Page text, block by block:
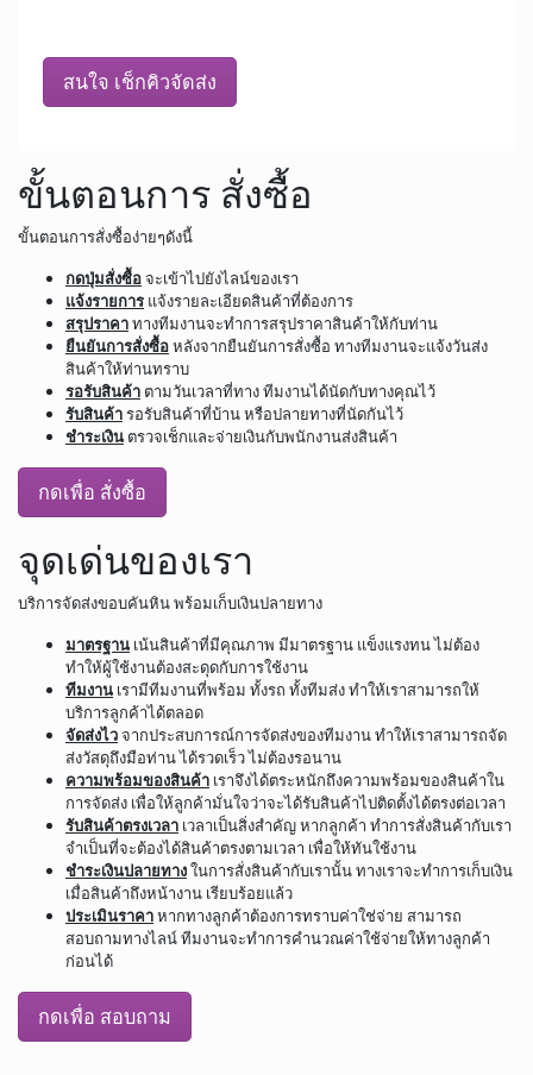
สนใจ เช็กคิวจัดส่ง
ขั้นตอนการ สั่งซื้อ
ขั้นตอนการสั่งซื้อง่ายๆดังนี้
กดปุ่มสั่งซื้อจะเข้าไปยังไลน์ของเรา
แจ้งรายการ แจ้งรายละเอียดสินค้าที่ต้องการ
สรุปราคาทางทีมงานจะทำการสรุปราคาสินค้าให้กับท่าน
ยืนยันการสั่งซื้อหลังจากยืนยันการสั่งซื้อ ทางทีมงานจะแจ้งวันส่ง
สินค้าให้ท่านทราบ
รอรับสินค้า ตามวันเวลาที่ทาง ทีมงานได้นัดกับทางคุณไว้
รับสินค้ารอรับสินค้าที่บ้าน หรือปลายทางที่นัดกันไว้
ชำระเงิน ตรวจเช็กและจ่ายเงินกับพนักงานส่งสินค้า
กดเพื่อ สั่งซื้อ
จุดเด่นของเรา
บริการจัดส่งขอบคันหิน พร้อมเก็บเงินปลายทาง
มาตรฐาน เน้นสินค้าที่มีคุณภาพ มีมาตรฐาน แข็งแรงทน ไม่ต้อง
ทำให้ผู้ใช้งานต้องสะดุดกับการใช้งาน
ทีมงาน เรามีทีมงานที่พร้อม ทั้งรถ ทั้งทีมส่ง ทำให้เราสามารถให้
บริการลูกค้าได้ตลอด
จัดส่งไวจากประสบการณ์การจัดส่งของทีมงาน ทำให้เราสามารถจัด
ส่งวัสดุถึงมือท่าน ได้รวดเร็ว ไม่ต้องรอนาน
ความพร้อมของสินค้า เราจึงได้ตระหนักถึงความพร้อมของสินค้าใน
การจัดส่ง เพื่อให้ลูกค้ามั่นใจว่าจะได้รับสินค้าไปติดตั้งได้ตรงต่อเวลา
รับสินค้าตรงเวลา เวลาเป็นสิ่งสำคัญ หากลูกค้า ทำการสั่งสินค้ากับเรา
จำเป็นที่จะต้องได้สินค้าตรงตามเวลา เพื่อให้ทันใช้งาน
ชำระเงินปลายทางในการสั่งสินค้ากับเรานั้น ทางเราจะทำการเก็บเงิน
เมื่อสินค้าถึงหน้างาน เรียบร้อยแล้ว
ประเมินราคาหากทางลูกค้าต้องการทราบค่าใช่จ่าย สามารถ
สอบถามทางไลน์ ทีมงานจะทำการคำนวณค่าใช้จ่ายให้ทางลูกค้า
ก่อนได้
กดเพื่อ สอบถาม